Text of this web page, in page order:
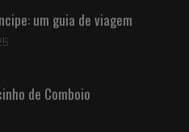
um guia de viagem
de Comboio